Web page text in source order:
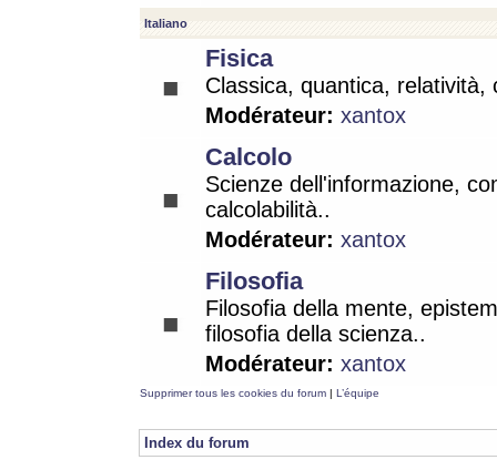
Italiano
Fisica
Classica, quantica, relatività,
Modérateur: xantox
Calcolo
Scienze dell'informazione,
calcolabilità..
Modérateur: xantox
Filosofia
Filosofia della mente,
filosofia della scienza..
Modérateur: xantox
Supprimer tous les cookies du forum | L’équipe
Index du forum